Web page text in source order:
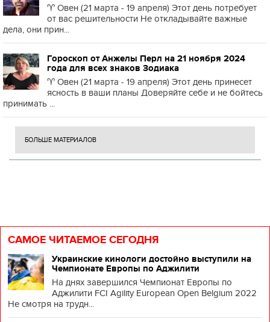
♈️ Овен (21 марта - 19 апреля) Этот день потребует
от вас решительности Не откладывайте важные
дела, они прин...
Гороскоп от Анжелы Перл на 21 ноября 2024
года для всех знаков Зодиака
♈️ Овен (21 марта - 19 апреля) Этот день принесет
ясность в ваши планы Доверяйте себе и не бойтесь
принимать ...
БОЛЬШЕ МАТЕРИАЛОВ
САМОЕ ЧИТАЕМОЕ СЕГОДНЯ
Украинские кинологи достойно выступили на
Чемпионате Европы по Аджилити
На днях завершился Чемпионат Европы по
Аджилити FCI Agility European Open Belgium 2022
Не смотря на трудн...